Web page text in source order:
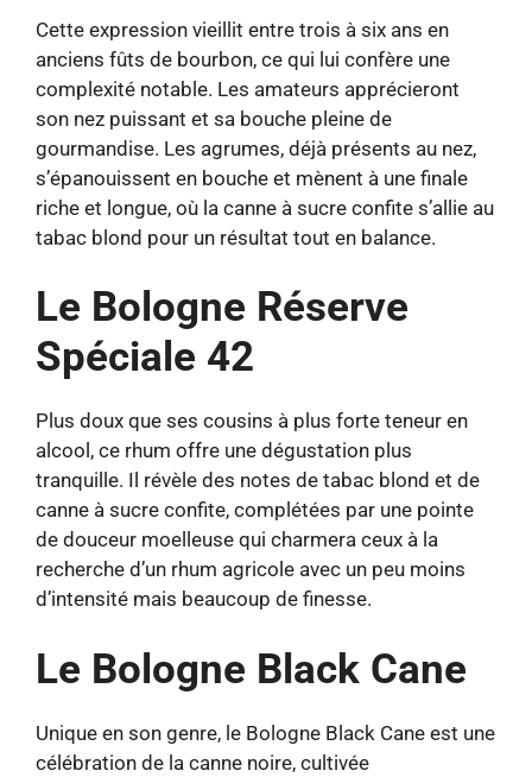
Cette expression vieillit entre trois à six ans en
anciens fûts de bourbon, ce qui lui confère une
complexité notable. Les amateurs apprécieront
son nez puissant et sa bouche pleine de
gourmandise. Les agrumes, déjà présents au nez,
s’épanouissent en bouche et mènent à une finale
riche et longue, où la canne à sucre confite s’allie au
tabac blond pour un résultat tout en balance.
Le Bologne Réserve
Spéciale 42
Plus doux que ses cousins à plus forte teneur en
alcool, ce rhum offre une dégustation plus
tranquille. Il révèle des notes de tabac blond et de
canne à sucre confite, complétées par une pointe
de douceur moelleuse qui charmera ceux à la
recherche d’un rhum agricole avec un peu moins
d’intensité mais beaucoup de finesse.
Le Bologne Black Cane
Unique en son genre, le Bologne Black Cane est une
célébration de la canne noire, cultivée